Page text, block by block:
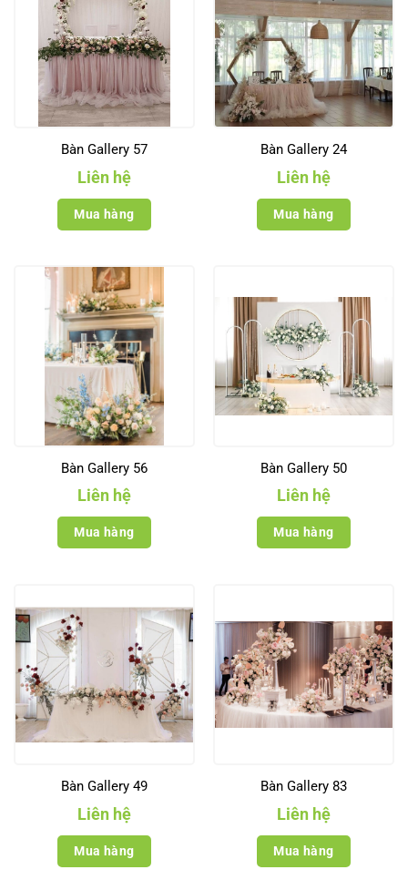
Bàn Gallery 57
Liên hệ
Mua hàng
Bàn Gallery 24
Liên hệ
Mua hàng
Bàn Gallery 56
Liên hệ
Mua hàng
Bàn Gallery 50
Liên hệ
Mua hàng
Bàn Gallery 49
Liên hệ
Mua hàng
Bàn Gallery 83
Liên hệ
Mua hàng